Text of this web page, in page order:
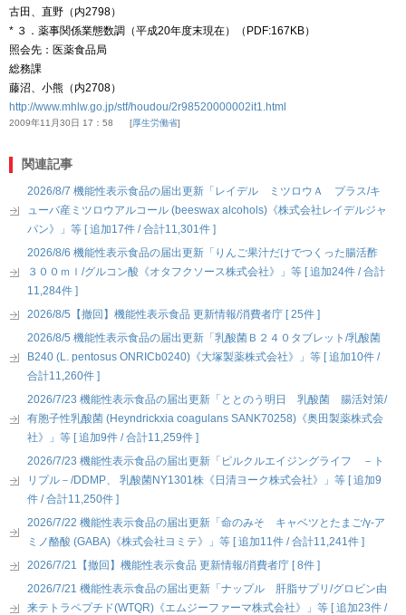
古田、直野（内2798）
* ３．薬事関係業態数調（平成20年度末現在）（PDF:167KB）
照会先：医薬食品局
総務課
藤沼、小熊（内2708）
http://www.mhlw.go.jp/stf/houdou/2r98520000002it1.html
2009年11月30日 17：58 厚生労働省
関連記事
2026/8/7 機能性表示食品の届出更新「レイデル ミツロウＡ プラス/キ
ューバ産ミツロウアルコール (beeswax alcohols)《株式会社レイデルジャ
パン》」等 [ 追加17件 / 合計11,301件 ]
2026/8/6 機能性表示食品の届出更新「りんご果汁だけでつくった腸活酢
３００ｍｌ/グルコン酸《オタフクソース株式会社》」等 [ 追加24件 / 合計
11,284件 ]
2026/8/5【撤回】機能性表示食品 更新情報/消費者庁 [ 25件 ]
2026/8/5 機能性表示食品の届出更新「乳酸菌Ｂ２４０タブレット/乳酸菌
B240 (L. pentosus ONRICb0240)《大塚製薬株式会社》」等 [ 追加10件 /
合計11,260件 ]
2026/7/23 機能性表示食品の届出更新「ととのう明日 乳酸菌 腸活対策/
有胞子性乳酸菌 (Heyndrickxia coagulans SANK70258)《奥田製薬株式会
社》」等 [ 追加9件 / 合計11,259件 ]
2026/7/23 機能性表示食品の届出更新「ピルクルエイジングライフ －ト
リプル－/DDMP、 乳酸菌NY1301株《日清ヨーク株式会社》」等 [ 追加9
件 / 合計11,250件 ]
2026/7/22 機能性表示食品の届出更新「命のみそ キャベツとたまご/γ-ア
ミノ酪酸 (GABA)《株式会社ヨミテ》」等 [ 追加11件 / 合計11,241件 ]
2026/7/21【撤回】機能性表示食品 更新情報/消費者庁 [ 8件 ]
2026/7/21 機能性表示食品の届出更新「ナップル 肝脂サプリ/グロビン由
来テトラペプチド(WTQR)《エムジーファーマ株式会社》」等 [ 追加23件 /